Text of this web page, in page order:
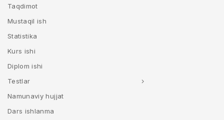
Taqdimot
Mustaqil ish
Statistika
Kurs ishi
Diplom ishi
Testlar
Namunaviy hujjat
Dars ishlanma